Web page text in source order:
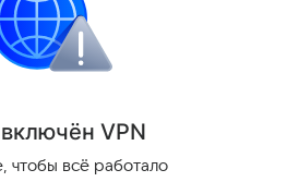
ён VPN
чтобы всё работало